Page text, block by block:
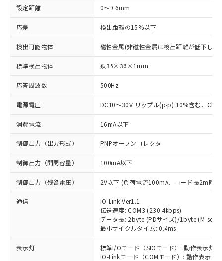
設定距離 0～9.6mm
応差 検出距離の15%以下
検出可能物体 磁性金属(非磁性金属は検出距離が低下しま
標準検出物体 鉄36×36×1mm
応答周波数 500Hz
電源電圧 DC10～30V リップル(p-p) 10%含む、
消費電流 16mA以下
制御出力（出力形式） PNPオープンコレクタ
制御出力（開閉容量） 100mA以下
制御出力（残留電圧） 2V以下 (負荷電流100mA、コード長2m時)
通信
IO-Link Ver1.1
伝送速度: COM3 (230.4kbps)
データ長: 2byte (PDサイズ)/1byte (M-
最小サイクルタイム: 0.4ms
表示灯
標準I/Oモード（SIOモード）: 動作表示灯(
IO-Linkモード（COMモード）: 動作表示